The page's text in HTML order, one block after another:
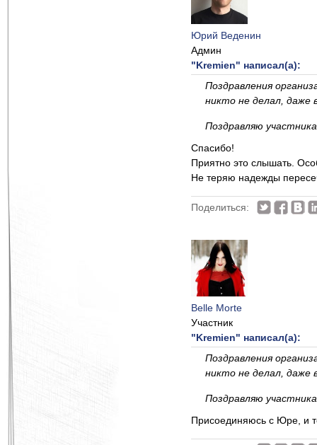
Юрий Веденин
Админ
"Kremien" написал(а):
Поздравления
никто не делал, даже
Поздравляю
Спасибо!
Приятно это слышать.
Не теряю надежды
Поделиться:
Belle Morte
Участник
"Kremien" написал(а):
Поздравления
никто не делал, даже
Поздравляю
Присоединяюсь с Юре, и